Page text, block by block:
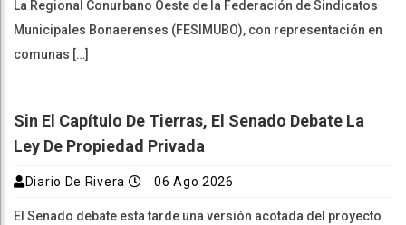
La Regional Conurbano Oeste de la Federación de Sindicatos
Municipales Bonaerenses (FESIMUBO), con representación en
comunas […]
Sin El Capítulo De Tierras, El Senado Debate La
Ley De Propiedad Privada
Diario De Rivera 06 Ago 2026
El Senado debate esta tarde una versión acotada del proyecto